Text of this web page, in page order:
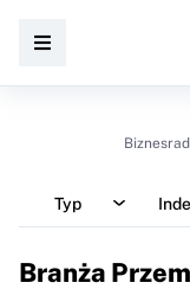
Typ
Branża